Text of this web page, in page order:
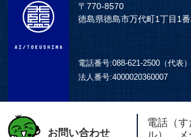
〒770-8570
徳島県徳島市万代町1丁目1
電話番号:088-621-2500（代表）
法人番号:4000020360007
お問い合わせ
電話（
ル）、